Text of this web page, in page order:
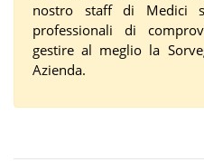
nostro staff di Medici
professionali di
gestire al meglio la
Azienda.